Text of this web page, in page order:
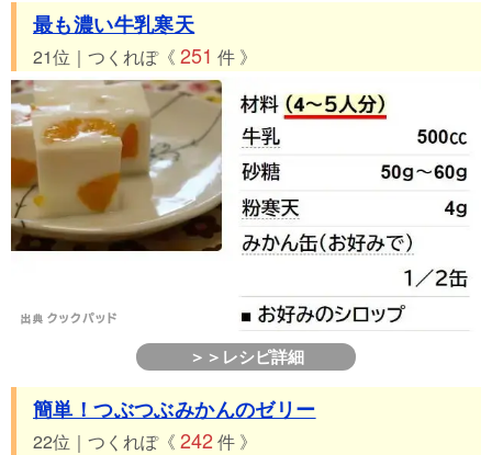
最も濃い牛乳寒天
21位｜つくれぽ《 251 件 》
＞＞レシピ詳細
簡単！つぶつぶみかんのゼリー
22位｜つくれぽ《 242 件 》